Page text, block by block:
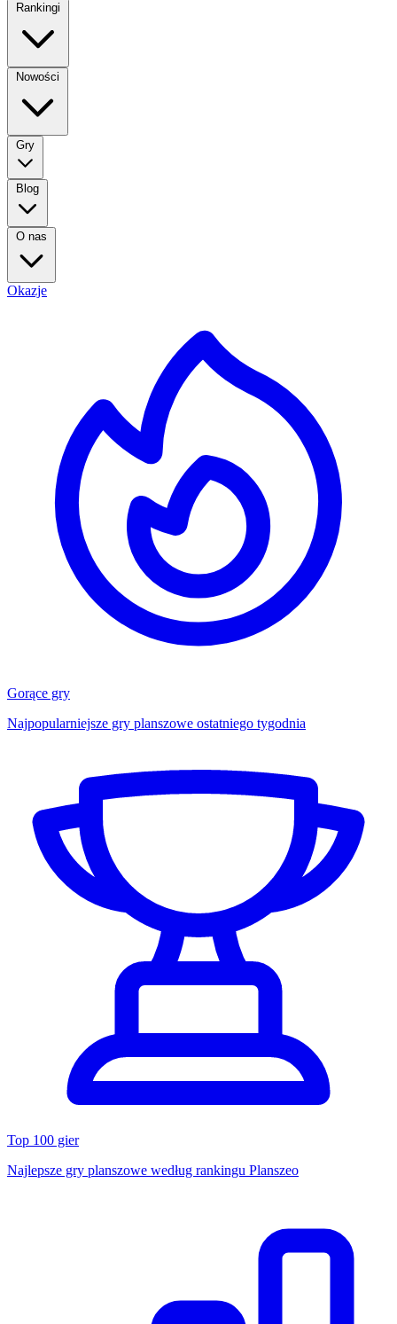
Rankingi
Nowości
Gry
Blog
O nas
Okazje
Gorące gry
Najpopularniejsze gry planszowe ostatniego tygodnia
Top 100 gier
Najlepsze gry planszowe według rankingu Planszeo